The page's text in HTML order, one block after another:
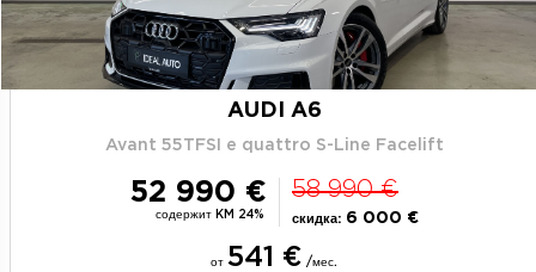
AUDI A6
Avant 55TFSI e quattro S-Line Facelift
52 990 €
содержит KM 24%
58 990 €
скидка: 6 000 €
от 541 € /мес.